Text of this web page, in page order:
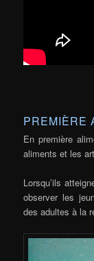
PREMIÈRE
En première
aliments et les
Lorsqu’ils
observer les
des adultes à la